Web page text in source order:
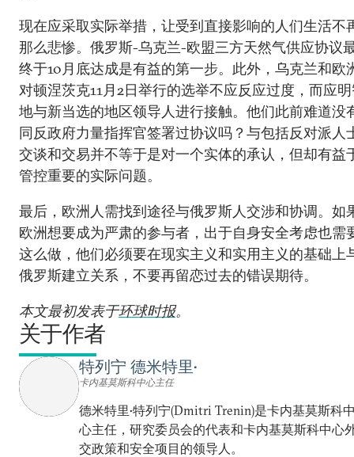
现在应采取实际举措，让受到直接影响的人们生活不
那么悲惨。俄罗斯-乌克兰-欧盟三方天然气供应协议
终于10月底达成是有益的第一步。此外，乌克兰和欧
对顿涅茨克11月2日举行的选举不应反应过度，而应
地与新当选的地区领导人进行接触。他们此前难道没
同反政府力量指挥官签署过协议吗？与包括反对派人
交谈和交易并不等于是对一个实体的承认，但却有益
管控重要的实际问题。
最后，欧洲人需找到途径与俄罗斯人交涉和协调。如
欧洲想要成为严肃的参与者，出于自身安全考虑也需
这么做，他们必须要在现实主义和实用主义的基础上
俄罗斯建立关系，不要再留恋过去的错误期待。
本文最初发表于环球时报。
关于作者
特列宁 德米特里•
卡内基莫斯科中心主任
德米特里•特列宁(Dmitri Trenin)是卡内基莫斯科
心主任，研究委员会的代表和卡内基莫斯科中心
交政策和安全项目的领导人。